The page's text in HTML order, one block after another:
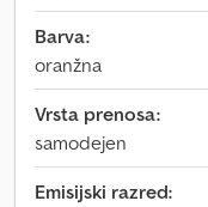
Barva:
oranžna
Vrsta prenosa:
samodejen
Emisijski razred: